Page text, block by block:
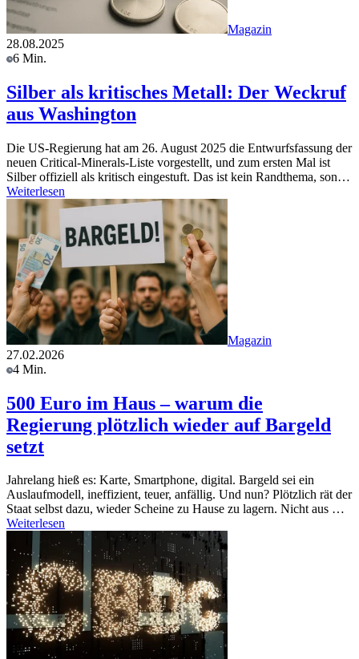
Magazin
28.08.2025
6 Min.
Silber als kritisches Metall: Der Weckruf
aus Washington
Die US-Regierung hat am 26. August 2025 die Entwurfsfassung der
neuen Critical-Minerals-Liste vorgestellt, und zum ersten Mal ist
Silber offiziell als kritisch eingestuft. Das ist kein Randthema, son…
Weiterlesen
Magazin
27.02.2026
4 Min.
500 Euro im Haus – warum die
Regierung plötzlich wieder auf Bargeld
setzt
Jahrelang hieß es: Karte, Smartphone, digital. Bargeld sei ein
Auslaufmodell, ineffizient, teuer, anfällig. Und nun? Plötzlich rät der
Staat selbst dazu, wieder Scheine zu Hause zu lagern. Nicht aus …
Weiterlesen